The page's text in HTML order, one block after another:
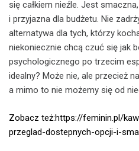
się całkiem nieźle. Jest
i przyjazna dla budżetu. Nie
alternatywa dla tych, którzy
niekoniecznie chcą czuć się jak
psychologicznego po trzecim
idealny? Może nie, ale przecież
a mimo to nie możemy się od
Zobacz też:https://feminin.pl/
przeglad-dostepnych-opcji-i-